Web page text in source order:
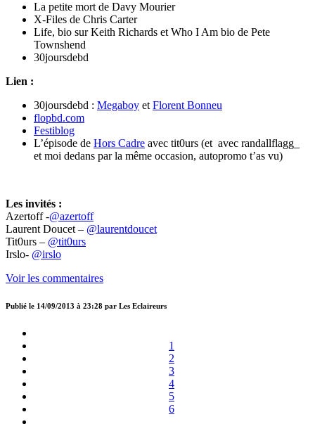
La petite mort de Davy Mourier
X-Files de Chris Carter
Life, bio sur Keith Richards et Who I Am bio de Pete
Townshend
30joursdebd
Lien :
30joursdebd : Megaboy et Florent Bonneu
flopbd.com
Festiblog
L’épisode de Hors Cadre avec tit0urs (et avec randallflagg_
et moi dedans par la même occasion, autopromo t’as vu)
Les invités :
Azertoff -@azertoff
Laurent Doucet – @laurentdoucet
Tit0urs – @tit0urs
Irslo- @irslo
Voir les commentaires
Publié le 14/09/2013 à 23:28 par Les Eclaireurs
1
2
3
4
5
6